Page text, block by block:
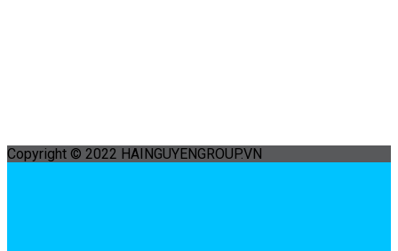
Copyright © 2022 HAINGUYENGROUP.VN